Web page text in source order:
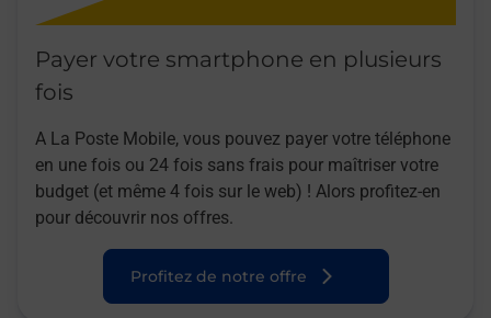
Payer votre smartphone en plusieurs
fois
A La Poste Mobile, vous pouvez payer votre téléphone
en une fois ou 24 fois sans frais pour maîtriser votre
budget (et même 4 fois sur le web) ! Alors profitez-en
pour découvrir nos offres.
Profitez de notre offre